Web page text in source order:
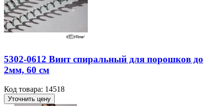
5302-0612 Винт спиральный для порошков до
2мм, 60 см
Код товара: 14518
Уточнить цену